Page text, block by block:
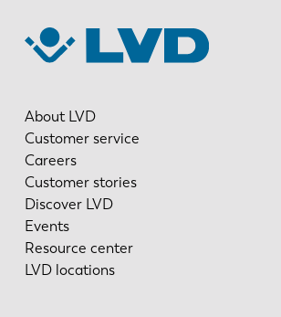
About LVD
Customer service
Careers
Customer stories
Discover LVD
Events
Resource center
LVD locations